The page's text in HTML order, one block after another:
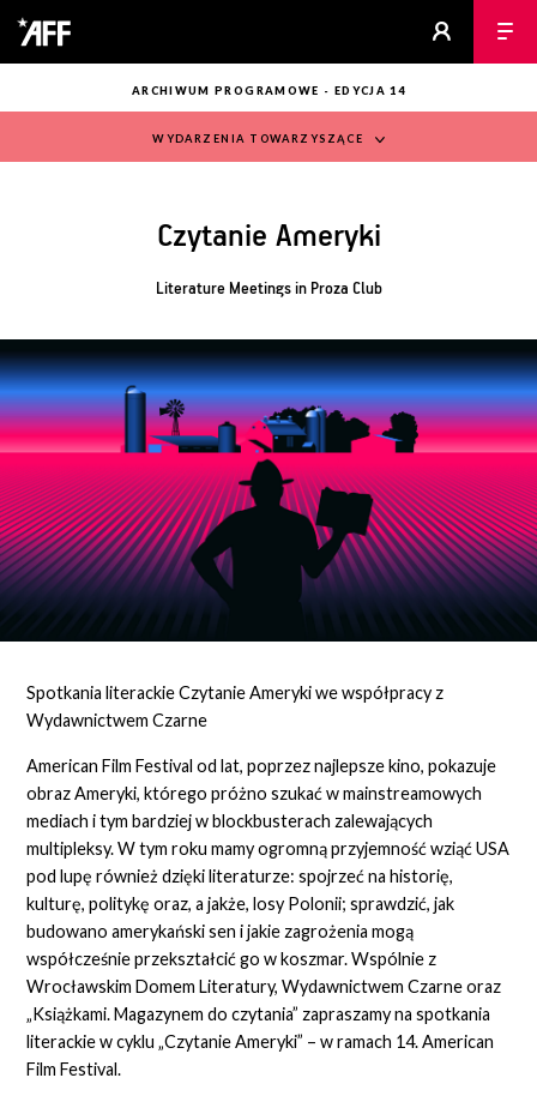
ARCHIWUM PROGRAMOWE - EDYCJA 14
WYDARZENIA TOWARZYSZĄCE
Czytanie Ameryki
Literature Meetings in Proza Club
Spotkania literackie Czytanie Ameryki we współpracy z
Wydawnictwem Czarne
American Film Festival od lat, poprzez najlepsze kino, pokazuje
obraz Ameryki, którego próżno szukać w mainstreamowych
mediach i tym bardziej w blockbusterach zalewających
multipleksy. W tym roku mamy ogromną przyjemność wziąć USA
pod lupę również dzięki literaturze: spojrzeć na historię,
kulturę, politykę oraz, a jakże, losy Polonii; sprawdzić, jak
budowano amerykański sen i jakie zagrożenia mogą
współcześnie przekształcić go w koszmar. Wspólnie z
Wrocławskim Domem Literatury, Wydawnictwem Czarne oraz
„Książkami. Magazynem do czytania” zapraszamy na spotkania
literackie w cyklu „Czytanie Ameryki” – w ramach 14. American
Film Festival.